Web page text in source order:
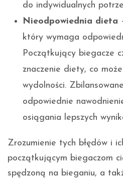
do indywidualnych
Nieodpowiednia dieta
który wymaga
Początkujący biegacze
znaczenie diety, co
wydolności.
odpowiednie
osiągania lepszych
Zrozumienie tych błędów i
początkującym biegaczom
spędzoną na bieganiu, a